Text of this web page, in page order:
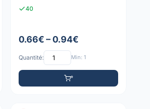
40
0.66€ – 0.94€
Quantité: Min: 1